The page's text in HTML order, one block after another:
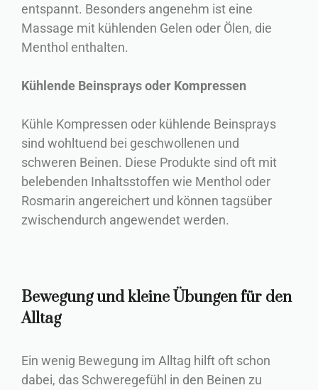
entspannt. Besonders angenehm ist eine
Massage mit kühlenden Gelen oder Ölen, die
Menthol enthalten.
Kühlende Beinsprays oder Kompressen
Kühle Kompressen oder kühlende Beinsprays
sind wohltuend bei geschwollenen und
schweren Beinen. Diese Produkte sind oft mit
belebenden Inhaltsstoffen wie Menthol oder
Rosmarin angereichert und können tagsüber
zwischendurch angewendet werden.
Bewegung und kleine Übungen für den
Alltag
Ein wenig Bewegung im Alltag hilft oft schon
dabei, das Schweregefühl in den Beinen zu